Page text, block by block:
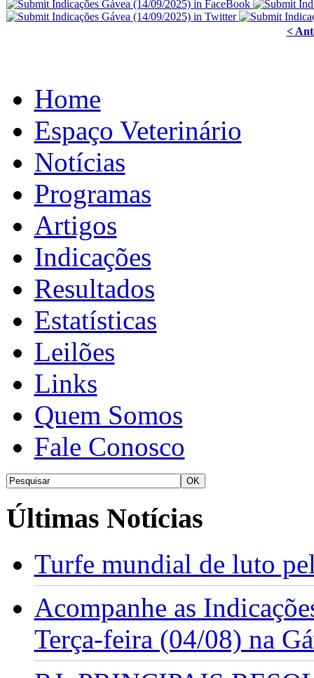
<
Home
Espaço Veterinário
Notícias
Programas
Artigos
Indicações
Resultados
Estatísticas
Leilões
Links
Quem Somos
Fale Conosco
Últimas Notícias
Turfe mundial de luto
Acompanhe as
Terça-feira (04/08) na